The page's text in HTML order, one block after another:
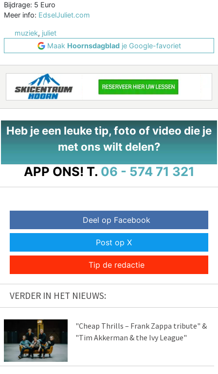
Bijdrage: 5 Euro
Meer info: EdselJuliet.com
muziek, juliet
Maak Hoornsdagbladje Google-favoriet
Heb je een leuke tip, foto of video die je
met ons wilt delen?
APP ONS! T. 06 - 574 71 321
Deel op Facebook
Post op X
Tip de redactie
VERDER IN HET NIEUWS:
"Cheap Thrills – Frank Zappa tribute" &
"Tim Akkerman & the Ivy League"